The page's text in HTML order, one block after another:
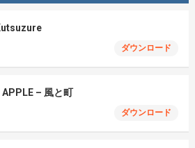
ダウンロード
APPLE – 風と町
ダウンロード